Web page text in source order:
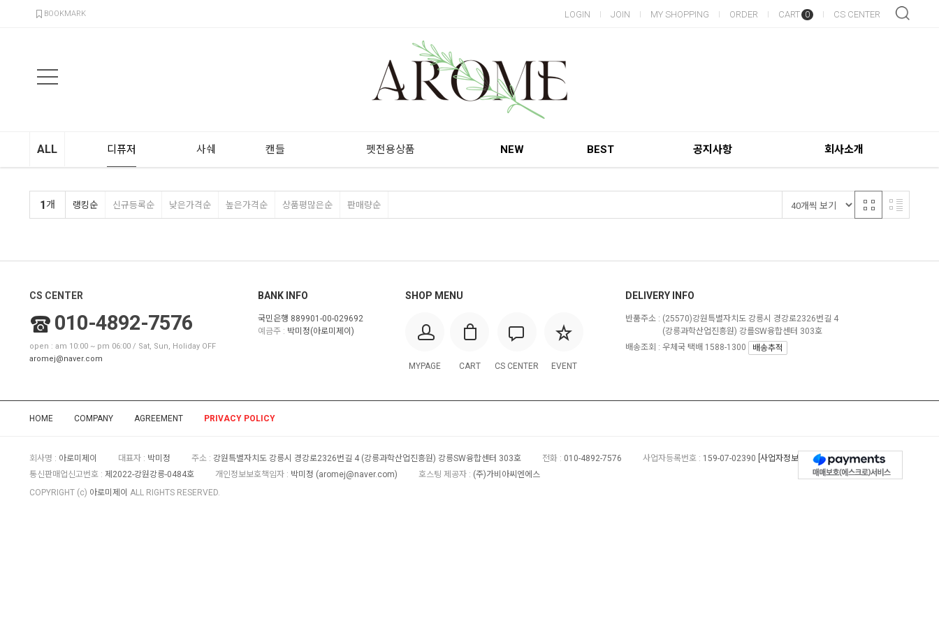
BOOKMARK LOGIN JOIN MY SHOPPING ORDER CART 0 CS CENTER
ALL 디퓨저 사쉐 캔들 펫전용상품 NEW BEST 공지사항 회사소개
1개 랭킹순 신규등록순 낮은가격순 높은가격순 상품평많은순 판매량순
CS CENTER
010-4892-7576
open : am 10:00 ~ pm 06:00 / Sat, Sun, Holiday OFF
aromej@naver.com
BANK INFO
국민은행 889901-00-029692
예금주 : 박미정(아로미제이)
SHOP MENU
MYPAGE CART CS CENTER EVENT
DELIVERY INFO
반품주소 : (25570)강원특별자치도 강릉시 경강로2326번길 4
(강릉과학산업진흥원) 강를SW융합센터 303호
배송조회 : 우체국 택배 1588-1300
배송추적
HOME COMPANY AGREEMENT PRIVACY POLICY
회사명 : 아로미제이 대표자 : 박미정 주소 : 강원특별자치도 강릉시 경강로2326번길 4 (강릉과학산업진흥원) 강릉SW융합센터 303호 전화 : 010-4892-7576 사업자등록번호 : 159-07-02390 [사업자정보확인]
통신판매업신고번호 : 제2022-강원강릉-0484호 개인정보보호책임자 : 박미정 (aromej@naver.com) 호스팅 제공자 : (주)가비아씨엔에스
COPYRIGHT (c) 아로미제이 ALL RIGHTS RESERVED.